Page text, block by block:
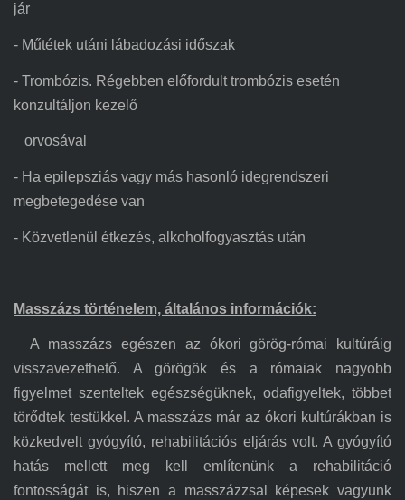
jár
- Műtétek utáni lábadozási időszak
- Trombózis. Régebben előfordult trombózis esetén
konzultáljon kezelő
orvosával
- Ha epilepsziás vagy más hasonló idegrendszeri
megbetegedése van
- Közvetlenül étkezés, alkoholfogyasztás után
Masszázs történelem, általános információk:
A masszázs egészen az ókori görög-római kultúráig
visszavezethető. A görögök és a rómaiak nagyobb
figyelmet szenteltek egészségüknek, odafigyeltek, többet
törődtek testükkel. A masszázs már az ókori kultúrákban is
közkedvelt gyógyító, rehabilitációs eljárás volt. A gyógyító
hatás mellett meg kell említenünk a rehabilitáció
fontosságát is, hiszen a masszázzsal képesek vagyunk